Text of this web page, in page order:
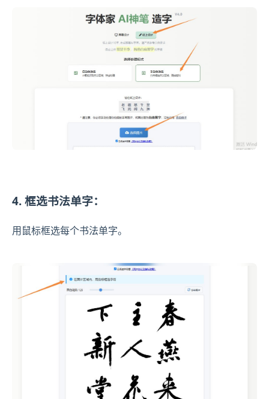
4. 框选书法单字：
用鼠标框选每个书法单字。